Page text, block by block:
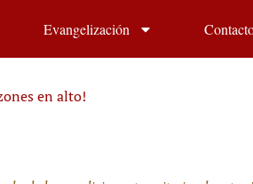
Evangelización
en alto!